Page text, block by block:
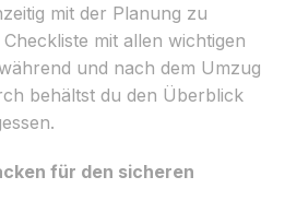
mit der Planung zu
mit allen wichtigen
und nach dem Umzug
behältst du den Überblick
für den sicheren